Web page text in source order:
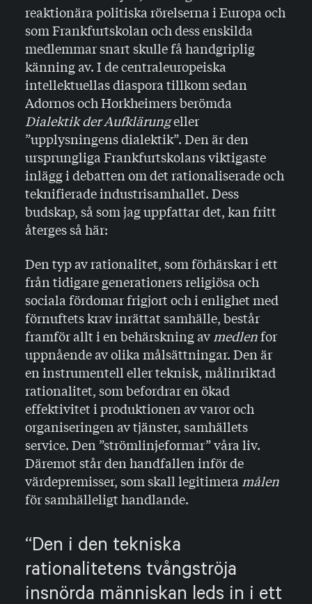
reaktionära politis­ka rörelserna i Europa och
som Frankfurtskolan och dess enskilda
medlemmar snart skulle få handgriplig
känning av. I de centraleuropeiska
intellektuellas diaspora tillkom sedan
Adornos och Horkheimers berömda
Dialektik der Aufklärungeller
”upplysningens dialektik”. Den är den
ursprungliga Frankfurtskolans viktigaste
inlägg i debatten om det rationaliserade och
teknifierade industrisamhallet. Dess
budskap, så som jag uppfattar det, kan fritt
återges så här:
Den typ av rationalitet, som förhärskar i ett
från tidigare generationers religiösa och
sociala fördomar frigjort och i enlighet med
förnuftets krav inrättat samhälle, består
framför allt i en behärskning avmedlenfor
uppnående av olika målsättningar. Den är
en instrumentell eller teknisk, målinriktad
rationalitet, som befordrar en ökad
effektivitet i produktionen av varor och
organiseringen av tjänster, samhällets
service. Den ”strömlinjeformar” våra liv.
Däremot står den handfallen inför de
värdepremisser, som skall legitimeramålen
för samhälleligt handlande.
Den i den tekniska
rationalitetens tvångströja
insnörda människan leds in i ett